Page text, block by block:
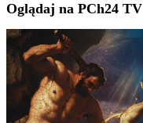
Oglądaj na PCh24 TV